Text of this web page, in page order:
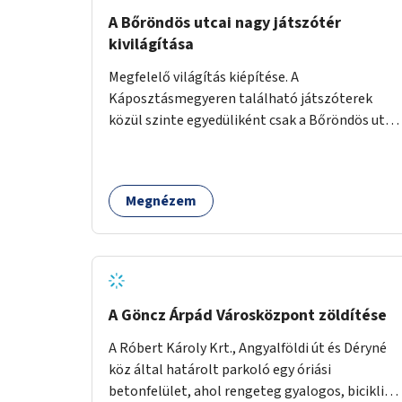
A Bőröndös utcai nagy játszótér
kivilágítása
Megfelelő világítás kiépítése. A
Káposztásmegyeren található játszóterek
közül szinte egyedüliként csak a Bőröndös utca
miatt a őszi és téli hónapokban nem lehet ide
járni a gyerekekkel.
Megnézem
A Göncz Árpád Városközpont zöldítése
A Róbert Károly Krt., Angyalföldi út és Déryné
köz által határolt parkoló egy óriási
betonfelület, ahol rengeteg gyalogos, biciklis